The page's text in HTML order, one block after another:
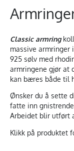
Classic armring
massive armringer
925 sølv med
armringene gjør at
kan bæres både til
Ønsker du å sette
fatte inn
Arbeidet blir utført
Klikk på produktet